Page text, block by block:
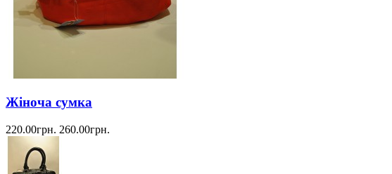
Жіноча сумка
220.00грн. 260.00грн.